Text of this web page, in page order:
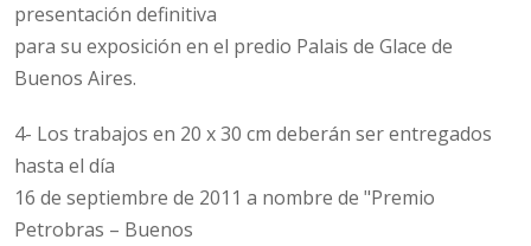
presentación definitiva
para su exposición en el predio Palais de Glace de
Buenos Aires.
4- Los trabajos en 20 x 30 cm deberán ser entregados
hasta el día
16 de septiembre de 2011 a nombre de "Premio
Petrobras – Buenos